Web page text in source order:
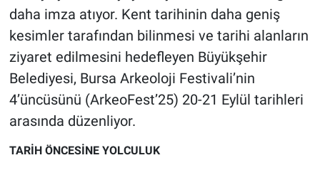
daha imza atıyor. Kent tarihinin daha geniş
kesimler tarafından bilinmesi ve tarihi alanların
ziyaret edilmesini hedefleyen Büyükşehir
Belediyesi, Bursa Arkeoloji Festivali’nin
4’üncüsünü (ArkeoFest’25) 20-21 Eylül tarihleri
arasında düzenliyor.
TARİH ÖNCESİNE YOLCULUK
Kültür Sanat
Ne demişti
Nedir
Popüler